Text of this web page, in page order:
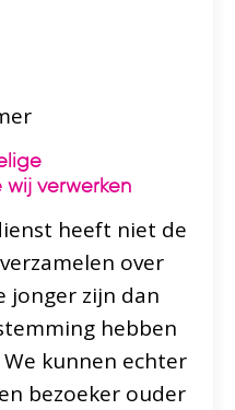
verwerken
heeft niet de
over
jonger zijn dan
hebben
kunnen echter
bezoeker ouder